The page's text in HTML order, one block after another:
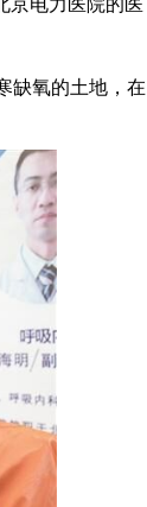
氧的土地，在